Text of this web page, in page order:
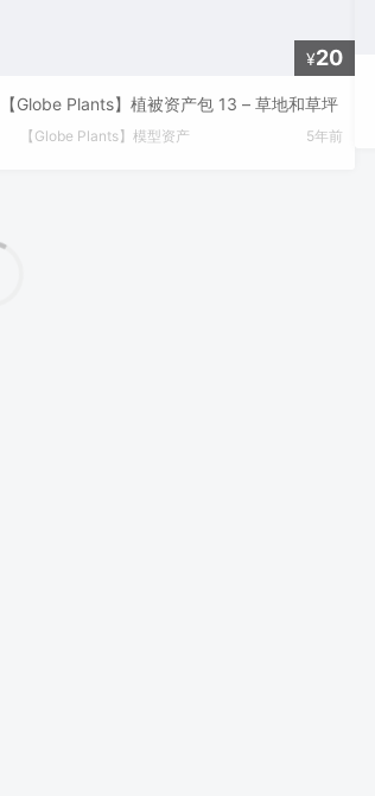
¥20
【Globe Plants】植被资产包 13 – 草地和草坪
【Globe Plants】模型资产 5年前